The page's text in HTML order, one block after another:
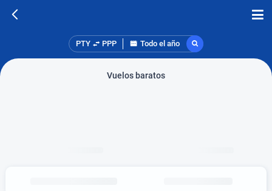
PTY PPP Todo el año
Vuelos baratos